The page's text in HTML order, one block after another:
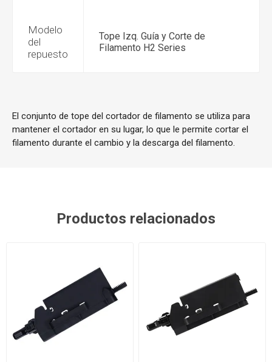
Modelo
del
repuesto
Tope Izq. Guía y Corte de
Filamento H2 Series
El conjunto de tope del cortador de filamento se utiliza para
mantener el cortador en su lugar, lo que le permite cortar el
filamento durante el cambio y la descarga del filamento.
Productos relacionados